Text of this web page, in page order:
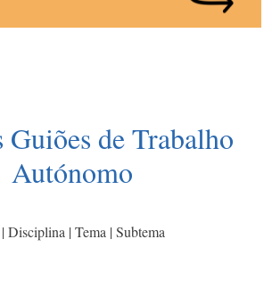
de Trabalho
Autónomo
Disciplina | Tema | Subtema